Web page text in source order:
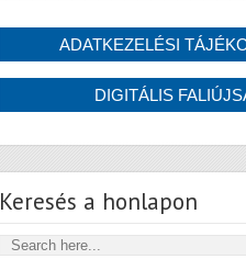
Keresés a honlapon